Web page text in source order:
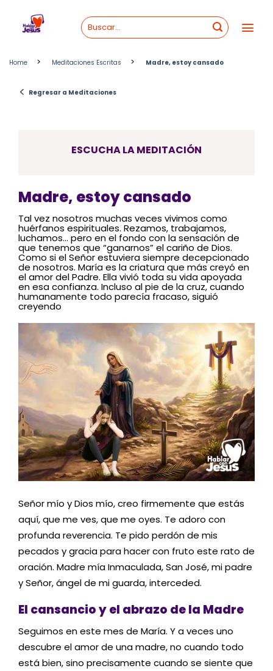
content
Home > Meditaciones Escritas > Madre, estoy cansado
< Regresar a Meditaciones
ESCUCHA LA MEDITACIÓN
Madre, estoy cansado
Tal vez nosotros muchas veces vivimos como
huérfanos espirituales. Rezamos, trabajamos,
luchamos… pero en el fondo con la sensación de
que tenemos que “ganarnos” el cariño de Dios.
Como si el Señor estuviera siempre decepcionado
de nosotros. María es la criatura que más creyó en
el amor del Padre. Ella vivió toda su vida apoyada
en esa confianza. Incluso al pie de la cruz, cuando
humanamente todo parecía fracaso, siguió
creyendo
Señor mío yDios mío, creo firmemente que estás
aquí, que me ves, que me oyes. Te adoro con
profunda reverencia. Te pido perdón de mis
pecados y gracia para hacer con fruto este rato de
oración. Madre mía Inmaculada, San José, mi padre
y Señor, ángelde mi guarda, interceded.
El cansancio y el abrazo de la Madre
Seguimos en este mes de María. Y a veces uno
descubre el amor de una madre, no cuando todo
está bien, sino precisamente cuando se siente que